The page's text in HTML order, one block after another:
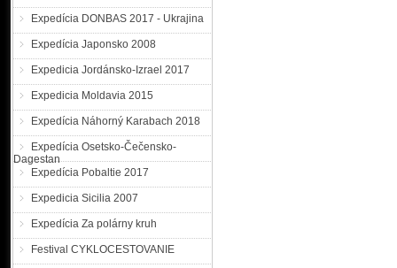
Expedícia DONBAS 2017 - Ukrajina
Expedícia Japonsko 2008
Expedicia Jordánsko-Izrael 2017
Expedicia Moldavia 2015
Expedícia Náhorný Karabach 2018
Expedícia Osetsko-Čečensko-
Dagestan
Expedícia Pobaltie 2017
Expedicia Sicilia 2007
Expedícia Za polárny kruh
Festival CYKLOCESTOVANIE